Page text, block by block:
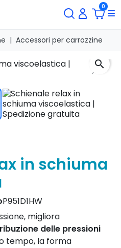
0
Accessori per carrozzine
Next